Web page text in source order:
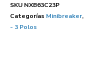
SKU NXB63C23P
Categorías Minibreaker,
- 3 Polos